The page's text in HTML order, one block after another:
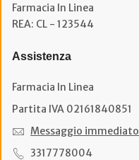
Farmacia In Linea
REA: CL - 123544
Assistenza
Farmacia In Linea
Partita IVA 02161840851
Messaggio immediato
3317778004